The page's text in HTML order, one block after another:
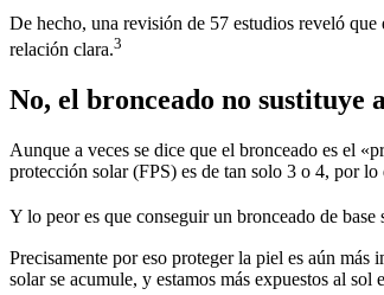
De hecho, una revisión de 57 estudios reveló
relación clara.3
No, el bronceado no sustituye
Aunque a veces se dice que el bronceado es el
protección solar (FPS) es de tan solo 3 o 4, por
Y lo peor es que conseguir un bronceado de
Precisamente por eso proteger la piel es aún
solar se acumule, y estamos más expuestos al